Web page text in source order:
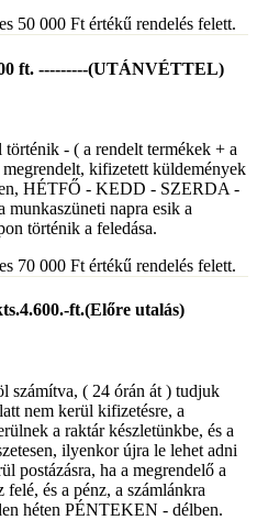
50 000 Ftértékű rendelés felett.
ft. ---------(UTÁNVÉTTEL)
- ( a rendelt termékek + a
kifizetett küldemények
HÉTFŐ - KEDD - SZERDA -
napra esik a
történik a feledása.
70 000 Ft értékű rendelés felett.
ft.(Előre utalás)
számítva, ( 24 órán át ) tudjuk
nem kerül kifizetésre, a
a raktár készletünkbe, és a
ilyenkor újra le lehet adni
postázásra, ha a megrendelő a
és a pénz, a számlánkra
héten PÉNTEKEN - délben.